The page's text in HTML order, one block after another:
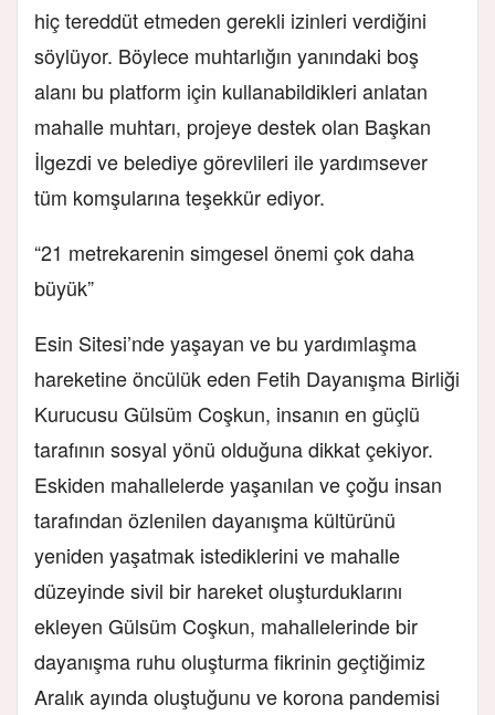
hiç tereddüt etmeden gerekli izinleri verdiğini
söylüyor. Böylece muhtarlığın yanındaki boş
alanı bu platform için kullanabildikleri anlatan
mahalle muhtarı, projeye destek olan Başkan
İlgezdi ve belediye görevlileri ile yardımsever
tüm komşularına teşekkür ediyor.
“21 metrekarenin simgesel önemi çok daha
büyük”
Esin Sitesi’nde yaşayan ve bu yardımlaşma
hareketine öncülük eden Fetih Dayanışma Birliği
Kurucusu Gülsüm Coşkun, insanın en güçlü
tarafının sosyal yönü olduğuna dikkat çekiyor.
Eskiden mahallelerde yaşanılan ve çoğu insan
tarafından özlenilen dayanışma kültürünü
yeniden yaşatmak istediklerini ve mahalle
düzeyinde sivil bir hareket oluşturduklarını
ekleyen Gülsüm Coşkun, mahallelerinde bir
dayanışma ruhu oluşturma fikrinin geçtiğimiz
Aralık ayında oluştuğunu ve korona pandemisi